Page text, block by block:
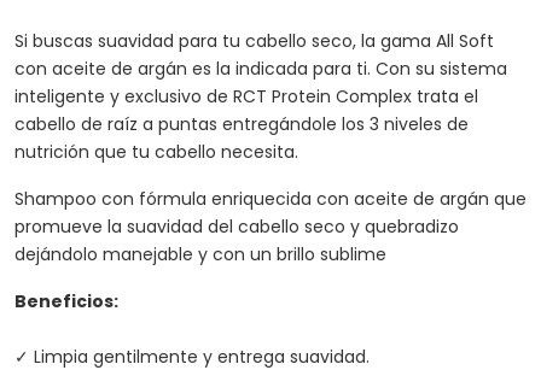
Si buscas suavidad para tu cabello seco, la gama All Soft
con aceite de argán es la indicada para ti. Con su sistema
inteligente y exclusivo de RCT Protein Complex trata el
cabello de raíz a puntas entregándole los 3 niveles de
nutrición que tu cabello necesita.
Shampoo con fórmula enriquecida con aceite de argán que
promueve la suavidad del cabello seco y quebradizo
dejándolo manejable y con un brillo sublime
Beneficios:
✓ Limpia gentilmente y entrega suavidad.